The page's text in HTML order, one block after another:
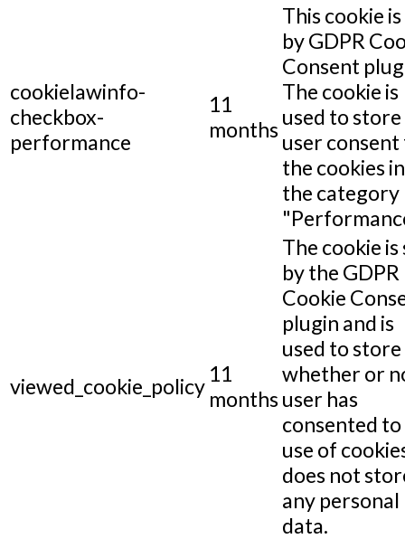
cookielawinfo-
checkbox-
performance
11
months
This cookie
by GDPR
Consent
The cookie is
used to
user
the cookies in
the category
viewed_cookie_policy 11
months
The cookie is
by the GDPR
Cookie
plugin and is
used to store
whether or
user has
consented
use of
does not
any personal
data.